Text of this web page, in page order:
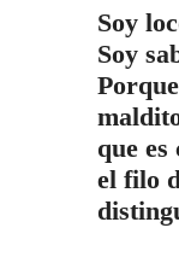
Soy
Soy
que
el filo